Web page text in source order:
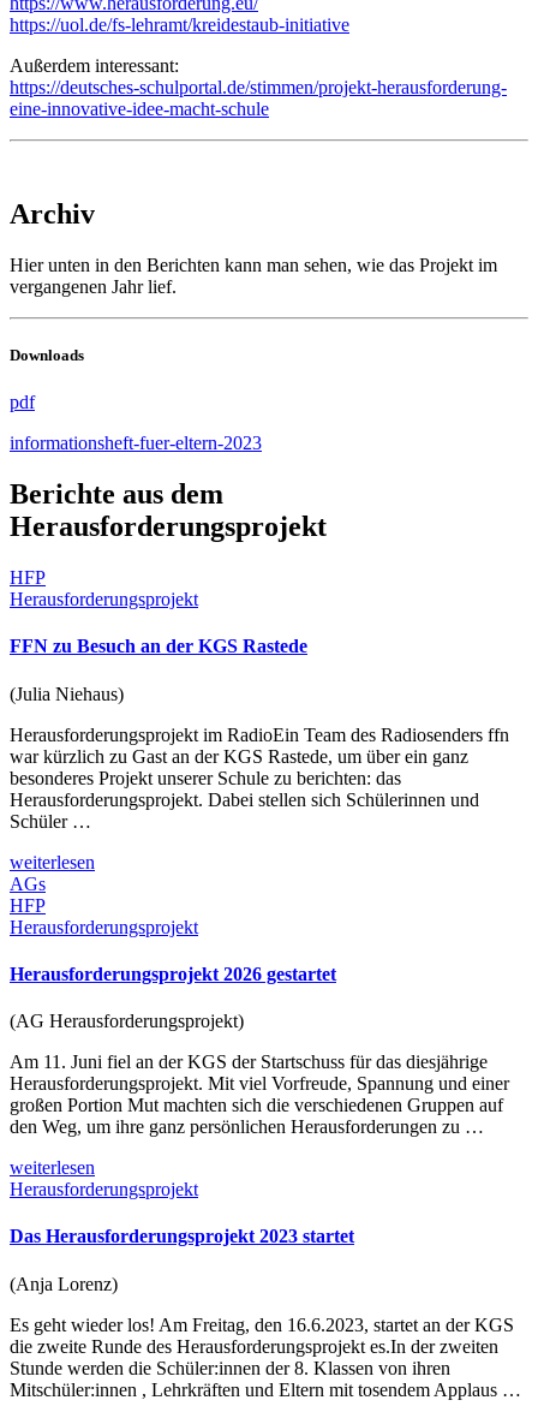
https://uol.de/fs-lehramt/kreidestaub-initiative
Außerdem interessant:
https://deutsches-schulportal.de/stimmen/projekt-herausforderung-
eine-innovative-idee-macht-schule
Archiv
Hier unten in den Berichten kann man sehen, wie das Projekt im
vergangenen Jahr lief.
Downloads
pdf
informationsheft-fuer-eltern-2023
Berichte aus dem
Herausforderungsprojekt
HFP
Herausforderungsprojekt
FFN zu Besuch an der KGS Rastede
(Julia Niehaus)
Herausforderungsprojekt im RadioEin Team des Radiosenders ffn
war kürzlich zu Gast an der KGS Rastede, um über ein ganz
besonderes Projekt unserer Schule zu berichten: das
Herausforderungsprojekt. Dabei stellen sich Schülerinnen und
Schüler …
weiterlesen
AGs
HFP
Herausforderungsprojekt
Herausforderungsprojekt 2026 gestartet
(AG Herausforderungsprojekt)
Am 11. Juni fiel an der KGS der Startschuss für das diesjährige
Herausforderungsprojekt. Mit viel Vorfreude, Spannung und einer
großen Portion Mut machten sich die verschiedenen Gruppen auf
den Weg, um ihre ganz persönlichen Herausforderungen zu …
weiterlesen
Herausforderungsprojekt
Das Herausforderungsprojekt 2023 startet
(Anja Lorenz)
Es geht wieder los! Am Freitag, den 16.6.2023, startet an der KGS
die zweite Runde des Herausforderungsprojekt es.In der zweiten
Stunde werden die Schüler:innen der 8. Klassen von ihren
Mitschüler:innen , Lehrkräften und Eltern mit tosendem Applaus …